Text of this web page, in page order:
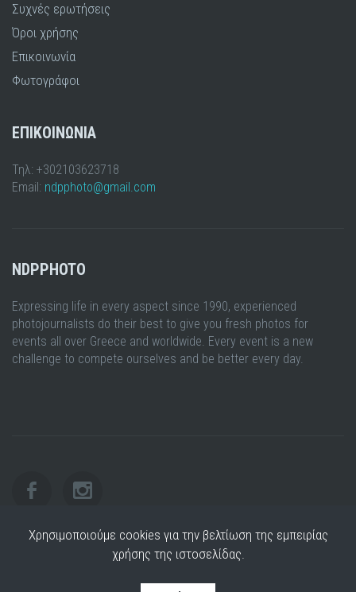
Συχνές ερωτήσεις
Όροι χρήσης
Επικοινωνία
Φωτογράφοι
ΕΠΙΚΟΙΝΩΝΙΑ
Τηλ: +302103623718
Email: ndpphoto@gmail.com
NDPPHOTO
Expressing life in every aspect since 1990, experienced
photojournalists do their best to give you fresh photos for
events all over Greece and worldwide. Every event is a new
challenge to compete ourselves and be better every day.
Copyright © 2026+ Versus Software.Developed by
Χρησιμοποιούμε cookies για την βελτίωση της εμπειρίας
χρήσης της ιστοσελίδας.